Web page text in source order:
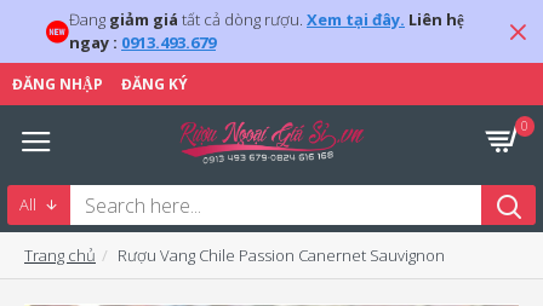
Đang giảm giá tất cả dòng rượu. Xem tại đây. Liên hệ
ngay : 0913.493.679
ĐĂNG NHẬP ĐĂNG KÝ
0
All
Trang chủ Rượu Vang Chile Passion Canernet Sauvignon